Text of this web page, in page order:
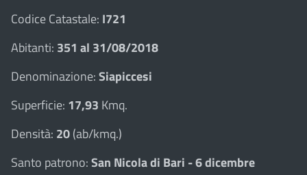
Codice Catastale: I721
Abitanti: 351 al 31/08/2018
Denominazione:Siapiccesi
Superficie: 17,93 Kmq.
Densità: 20(ab/kmq.)
Santo patrono:San Nicola di Bari - 6 dicembre